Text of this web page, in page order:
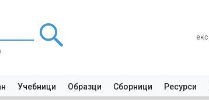
Учебници Образци Сборници Ресурси